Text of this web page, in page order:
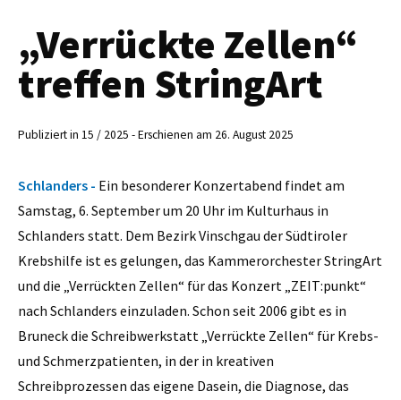
„Verrückte Zellen“
treffen StringArt
Publiziert in 15 / 2025 - Erschienen am 26. August 2025
Schlanders - Ein besonderer Konzertabend findet am
Samstag, 6. September um 20 Uhr im Kulturhaus in
Schlanders statt. Dem Bezirk Vinschgau der Südtiroler
Krebshilfe ist es gelungen, das Kammerorchester StringArt
und die „Verrückten Zellen“ für das Konzert „ZEIT:punkt“
nach Schlanders einzuladen. Schon seit 2006 gibt es in
Bruneck die Schreibwerkstatt „Verrückte Zellen“ für Krebs-
und Schmerzpatienten, in der in kreativen
Schreibprozessen das eigene Dasein, die Diagnose, das